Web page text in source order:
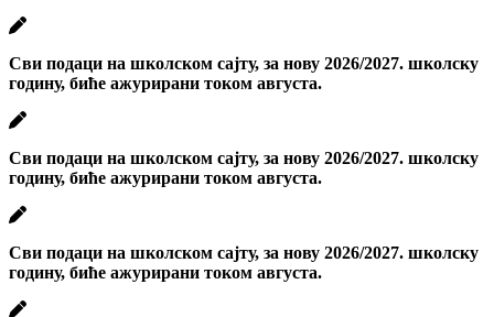
Сви подаци на школском сајту, за нову 2026/2027. школску
годину, биће ажурирани током августа.
Сви подаци на школском сајту, за нову 2026/2027. школску
годину, биће ажурирани током августа.
Сви подаци на школском сајту, за нову 2026/2027. школску
годину, биће ажурирани током августа.